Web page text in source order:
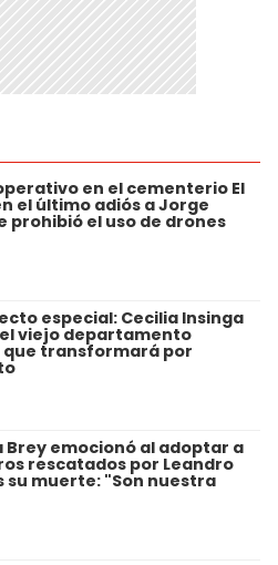
en el cementerio El
el último adiós a Jorge
prohibió el uso de drones
especial: Cecilia Insinga
viejo departamento
transformará por
Brey emocionó al adoptar a
rescatados por Leandro
su muerte: "Son nuestra